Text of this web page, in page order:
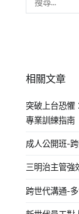
相關文章
突破上台恐懼
專業訓練指南
成人公開班-
三明治主管強
跨世代溝通-